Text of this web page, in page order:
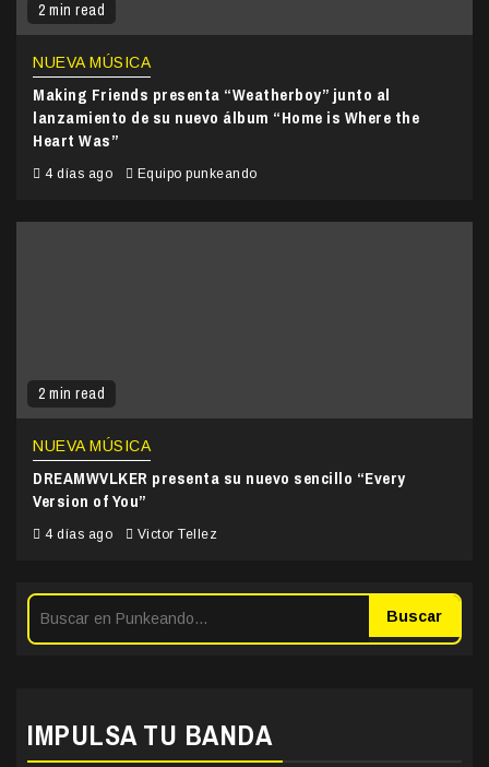
2 min read
NUEVA MÚSICA
Making Friends presenta “Weatherboy” junto al
lanzamiento de su nuevo álbum “Home is Where the
Heart Was”
4 días ago Equipo punkeando
2 min read
NUEVA MÚSICA
DREAMWVLKER presenta su nuevo sencillo “Every
Version of You”
4 días ago Victor Tellez
Buscar
IMPULSA TU BANDA